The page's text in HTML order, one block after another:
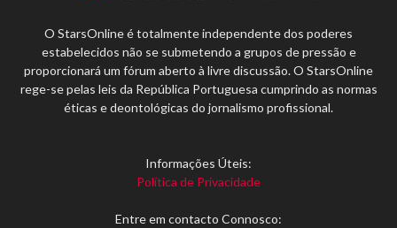
O StarsOnline é totalmente independente dos poderes
estabelecidos não se submetendo a grupos de pressão e
proporcionará um fórum aberto à livre discussão. O StarsOnline
rege-se pelas leis da República Portuguesa cumprindo as normas
éticas e deontológicas do jornalismo profissional.
Informações Úteis:
Política de Privacidade
Entre em contacto Connosco: